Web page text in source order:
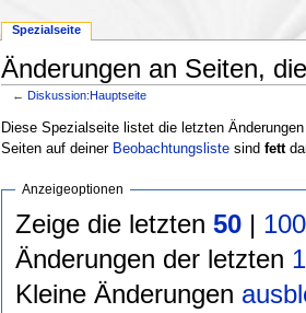
Änderungen an Seiten,
←Diskussion:Hauptseite
Diese Spezialseite listet die letzten
Seiten auf deiner Beobachtungslistesind fett
Anzeigeoptionen
Zeige die letzten50 | 100
Änderungen der letzten 1
Kleine Änderungen
Spezialseite